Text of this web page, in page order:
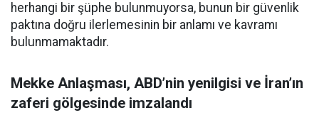
herhangi bir şüphe bulunmuyorsa, bunun bir güvenlik
paktına doğru ilerlemesinin bir anlamı ve kavramı
bulunmamaktadır.
Mekke Anlaşması, ABD’nin yenilgisi ve İran’ın
zaferi gölgesinde imzalandı